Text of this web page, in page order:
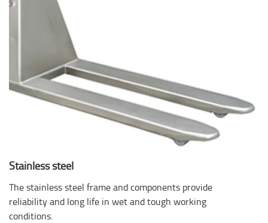
Stainless steel
The stainless steel frame and components provide
reliability and long life in wet and tough working
conditions.